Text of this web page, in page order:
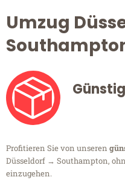
Umzug
Profitieren Sie von unseren
Düsseldorf → Southampton,
einzugehen.